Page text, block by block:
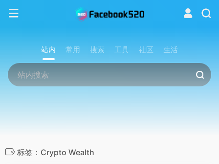
站内 常用 搜索 工具 社区 生活
标签：Crypto Wealth